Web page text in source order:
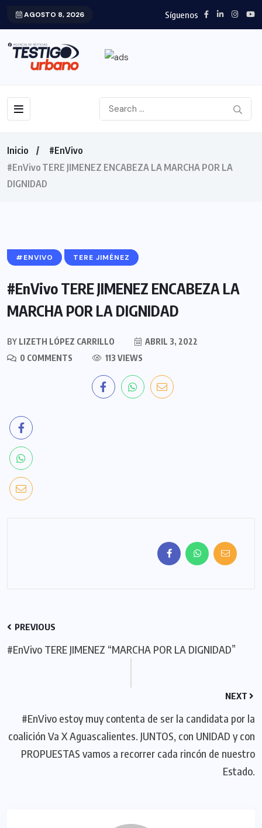
AGOSTO 8, 2026 Síguenos
Inicio
#EnVivo
#EnVivo TERE JIMENEZ ENCABEZA LA MARCHA POR LA
DIGNIDAD
#ENVIVO TERE JIMÉNEZ
#EnVivo TERE JIMENEZ ENCABEZA LA
MARCHA POR LA DIGNIDAD
BY LIZETH LÓPEZ CARRILLO
ABRIL 3, 2022
0 COMMENTS
113 VIEWS
PREVIOUS
#EnVivo TERE JIMENEZ “MARCHA POR LA DIGNIDAD”
NEXT
#EnVivo estoy muy contenta de ser la candidata por la
coalición Va X Aguascalientes. JUNTOS, con UNIDAD y con
PROPUESTAS vamos a recorrer cada rincón de nuestro
Estado.